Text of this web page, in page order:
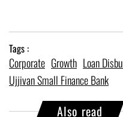
Tags :
Corporate Growth Loan
Ujjivan Small Finance Bank
Also read